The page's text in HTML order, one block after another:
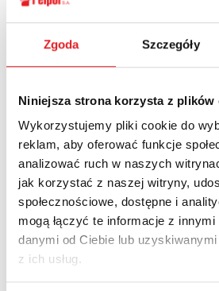
Zgoda Szczegóły
Niniejsza strona korzysta z plików
Wykorzystujemy pliki cookie do
reklam, aby oferować funkcje
analizować ruch w naszych
jak korzystać z naszej witryny,
społecznościowe, dostępne i
mogą łączyć te informacje z
danymi od Ciebie lub
z ich usług.
Zapytaj o
Imię i nazwisko: *
Adres e-mail: *